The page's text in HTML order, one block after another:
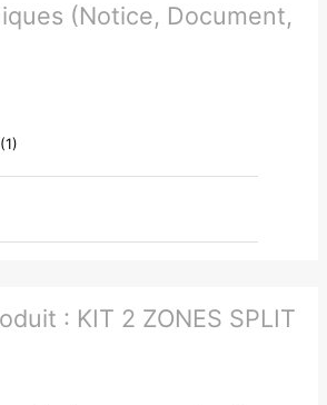
(Notice, Document,
: KIT 2 ZONES SPLIT